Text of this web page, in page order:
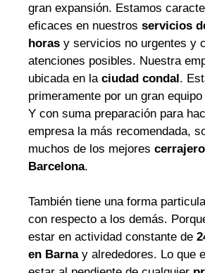
gran expansión. Estamos
eficaces en nuestros servicios
horas y servicios no urgentes y
atenciones posibles. Nuestra
ubicada en laciudad condal.
primeramente por un gran
Y con suma preparación para
empresa la más recomendada,
muchos de los mejores
Barcelona.
También tiene una forma
con respecto a los demás.
estar en actividad constante de
en Barnay alrededores. Lo que